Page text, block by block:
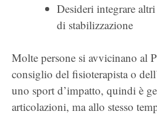
Desideri integrare
di stabilizzazione
Molte persone si avvicinano al
consiglio del fisioterapista o
uno sport d’impatto, quindi è
articolazioni, ma allo stesso